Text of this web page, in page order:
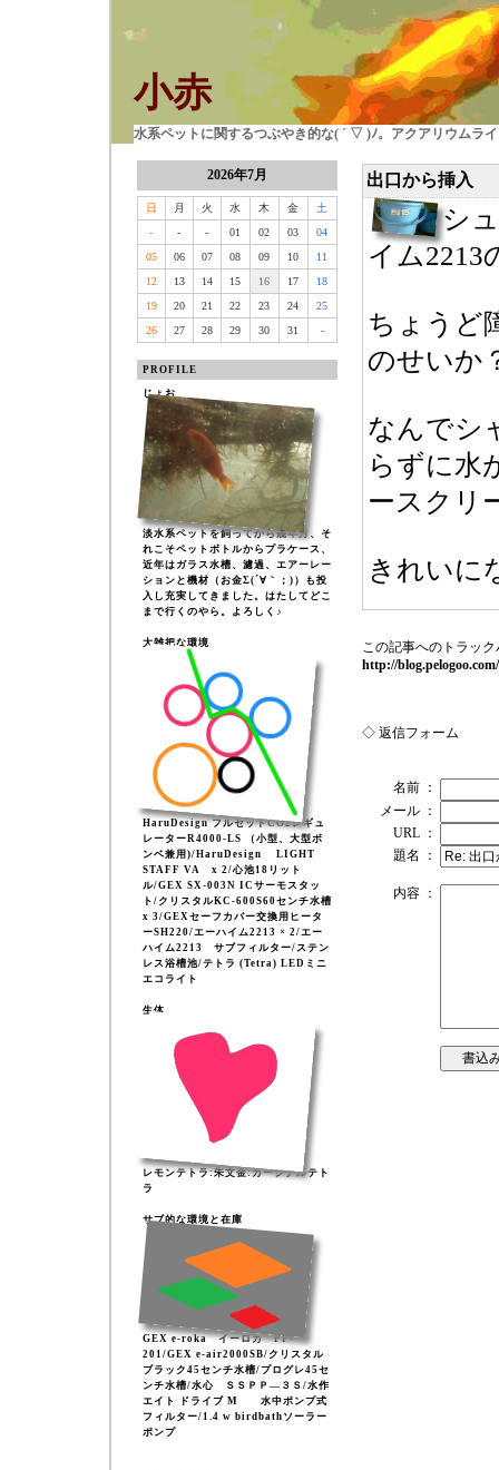
小赤
水系ペットに関するつぶやき的な( ´ ▽ )ﾉ。アクアリウムラ
2026年7月
日 月 火 水 木 金
土
-
- - 01 02 03
04
05
06 07 08 09 10
11
12
13 14 15 16 17
18
19
20 21 22 23 24
25
26
27 28 29 30 31 -
PROFILE
じょお
淡水系ペットを飼ってから幾年月、そ
れこそペットボトルからプラケース、
近年はガラス水槽、濾過、エアーレー
ションと機材（お金Σ(´∀｀；)）も投
入し充実してきました。はたしてどこ
まで行くのやら。よろしく♪
大雑把な環境
HaruDesign フルセットCO2レギュ
レーターR4000-LS （小型、大型ボ
ンベ兼用)/HaruDesign LIGHT
STAFF VA x 2/心池18リット
ル/GEX SX-003N ICサーモスタッ
ト/クリスタルKC-600S60センチ水槽
x 3/GEXセーフカバー交換用ヒータ
ーSH220/エーハイム2213 × 2/エー
ハイム2213 サブフィルター/ステン
レス浴槽池/テトラ (Tetra) LEDミニ
エコライト
生体
レモンテトラ:朱文金:カージナルテト
ラ
サブ的な環境と在庫
GEX e-roka イーロカ PF-
201/GEX e-air2000SB/クリスタル
ブラック45センチ水槽/プログレ45セ
ンチ水槽/水心 ＳＳＰＰ―３Ｓ/水作
エイト ドライブ M 水中ポンプ式
フィルター/1.4 w birdbathソーラー
ポンプ
出口から挿入
シ
イム2213
ちょうど
のせいか
なんでシ
らずに水
ースクリ
きれいに
この記事へのトラッ
http://
◇ 返信フォーム
名前 ：
メール ：
URL ：
題名 ：
内容 ：